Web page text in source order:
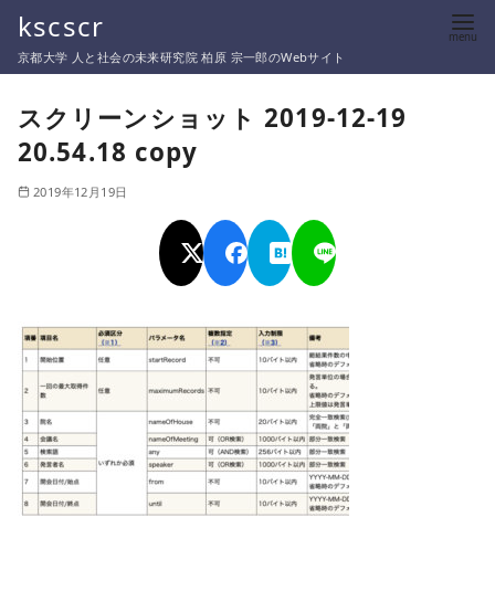
テ
kscscr
京都大学 人と社会の未来研究院 柏原 宗一郎のWebサイト
スクリーンショット 2019-12-19
20.54.18 copy
2019年12月19日